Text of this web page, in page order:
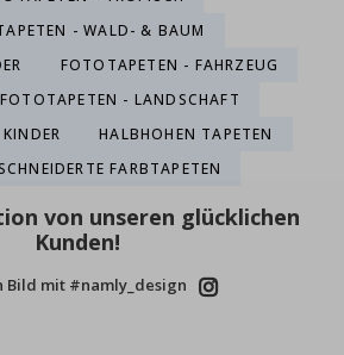
- WALD- & BAUM
FOTOTAPETEN - FAHRZEUG
FOTOTAPETEN - LANDSCHAFT
KINDER
HALBHOHEN TAPETEN
FARBTAPETEN
von unseren glücklichen
Kunden!
Bild mit #namly_design